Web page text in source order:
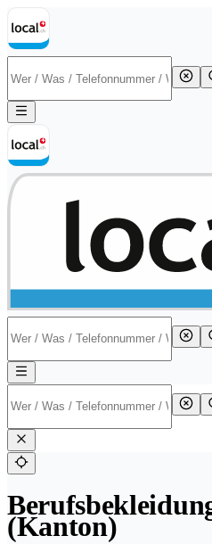
(Kanton)